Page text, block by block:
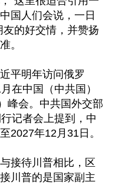
国人们会说，一日
的好交情，并赞扬
。
平明年访问俄罗
在中国（中共国）
峰会。中共国外交部
记者会上提到，中
2027年12月31日。
接待川普相比，区
川普的是国家副主